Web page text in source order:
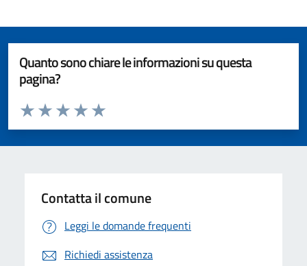
Quanto sono chiare le informazioni su questa
pagina?
Valuta da 1 a 5 stelle la pagina
Valuta 5 stelle su 5
Valuta 4 stelle su 5
Valuta 3 stelle su 5
Valuta 2 stelle su 5
Valuta 1 stelle su 5
Contatta il comune
Leggi le domande frequenti
Richiedi assistenza